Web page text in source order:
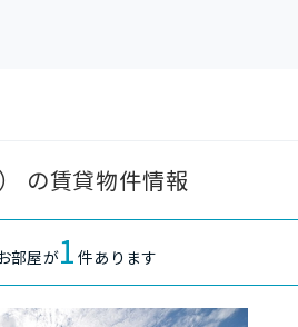
の賃貸物件情報
部屋が1 件あります